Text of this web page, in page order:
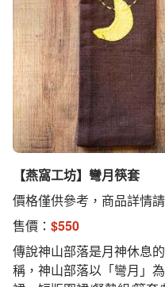
【燕窩工坊】彎月筷套
價格僅供參考，商品詳情
售價： $550
傳說神山部落是月神休息
稱，神山部落以「彎月」